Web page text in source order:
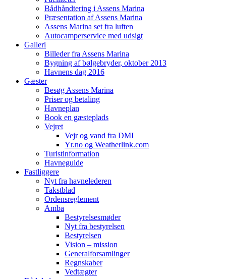
Bådhåndtering i Assens Marina
Præsentation af Assens Marina
Assens Marina set fra luften
Autocamperservice med udsigt
Galleri
Billeder fra Assens Marina
Bygning af bølgebryder, oktober 2013
Havnens dag 2016
Gæster
Besøg Assens Marina
Priser og betaling
Havneplan
Book en gæsteplads
Vejret
Vejr og vand fra DMI
Yr.no og Weatherlink.com
Turistinformation
Havneguide
Fastliggere
Nyt fra havnelederen
Takstblad
Ordensreglement
Amba
Bestyrelsesmøder
Nyt fra bestyrelsen
Bestyrelsen
Vision – mission
Generalforsamlinger
Regnskaber
Vedtægter